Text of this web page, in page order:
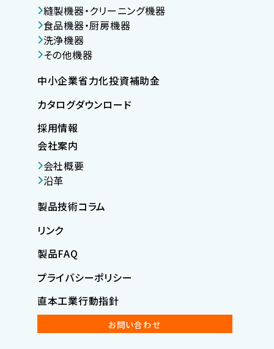
縫製機器・クリーニング機器
食品機器・厨房機器
洗浄機器
その他機器
中小企業省力化投資補助金
カタログダウンロード
採用情報
会社案内
会社概要
沿革
製品技術コラム
リンク
製品FAQ
プライバシーポリシー
直本工業行動指針
お問い合わせ